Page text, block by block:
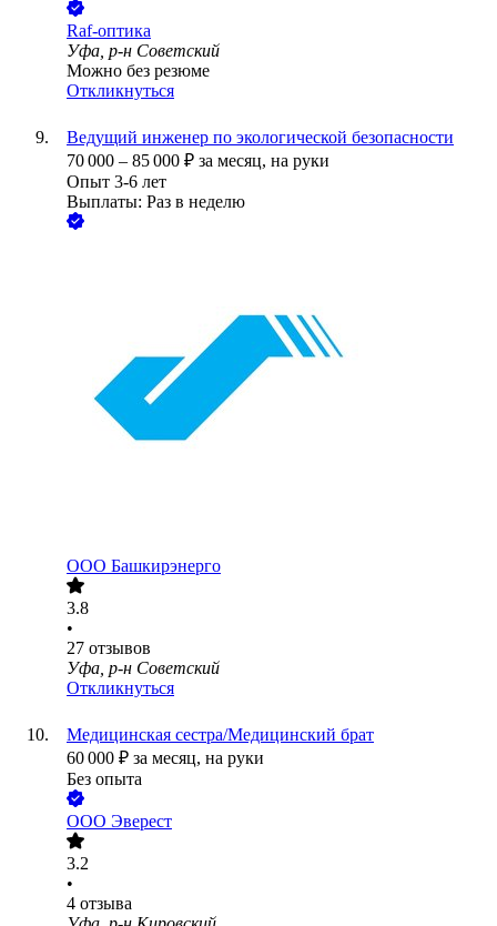
Raf-оптика
Уфа, р-н Советский
Можно без резюме
Откликнуться
Ведущий инженер по экологической безопасности
70 000 – 85 000 ₽ за месяц, на руки
Опыт 3-6 лет
Выплаты: Раз в неделю
ООО Башкирэнерго
3.8
•
27 отзывов
Уфа, р-н Советский
Откликнуться
Медицинская сестра/Медицинский брат
60 000 ₽ за месяц, на руки
Без опыта
ООО Эверест
3.2
•
4 отзыва